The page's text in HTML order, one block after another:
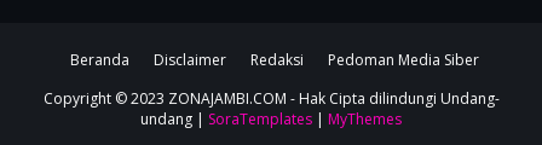
Beranda Disclaimer Redaksi
Pedoman Media Siber
Copyright © 2023 ZONAJAMBI.COM - Hak Cipta dilindungi Undang-
undang | SoraTemplates | MyThemes